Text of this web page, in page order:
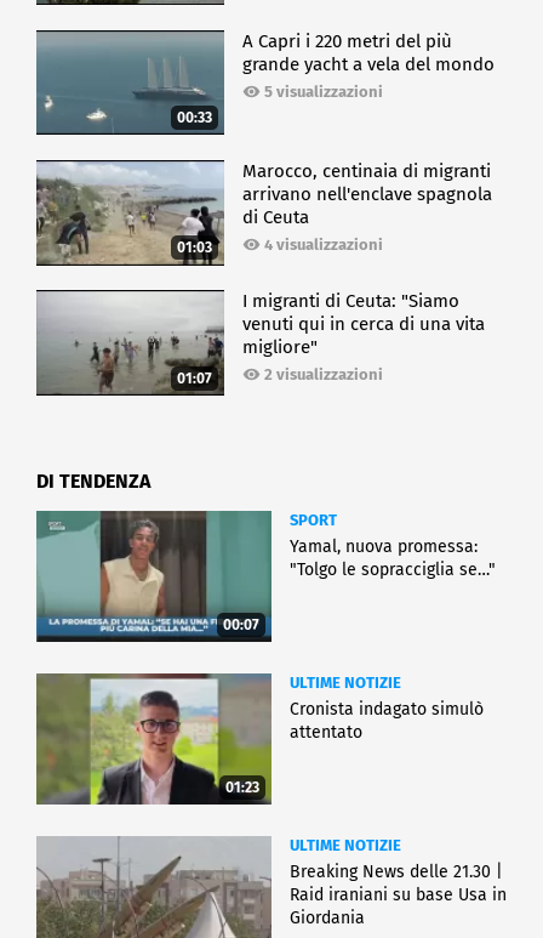
00:33
A Capri i 220 metri del più
grande yacht a vela del mondo
5 visualizzazioni
01:03
Marocco, centinaia di migranti
arrivano nell'enclave spagnola
di Ceuta
4 visualizzazioni
01:07
I migranti di Ceuta: "Siamo
venuti qui in cerca di una vita
migliore"
2 visualizzazioni
DI TENDENZA
00:07
SPORT
Yamal, nuova promessa:
"Tolgo le sopracciglia se…"
01:23
ULTIME NOTIZIE
Cronista indagato simulò
attentato
ULTIME NOTIZIE
Breaking News delle 21.30 |
Raid iraniani su base Usa in
Giordania